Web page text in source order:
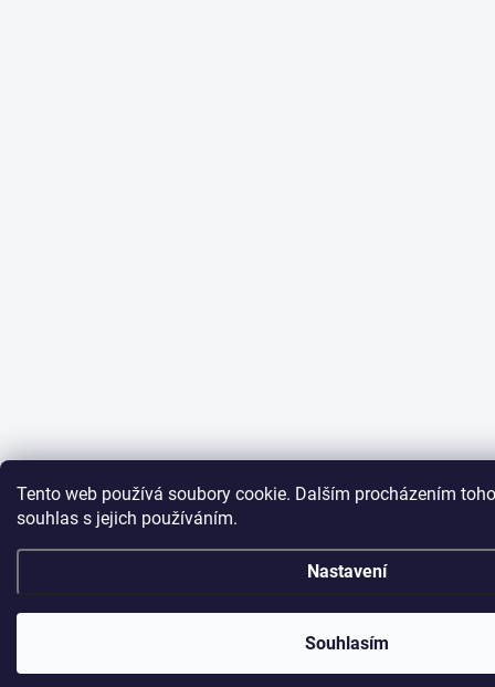
Tento web používá soubory cookie. Dalším procházením
souhlas s jejich používáním.
Nastavení
Souhlasím